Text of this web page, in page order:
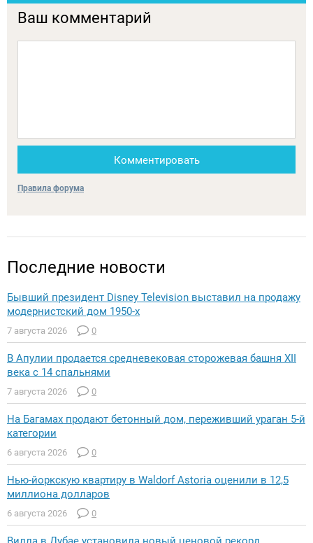
Ваш комментарий
Комментировать
Правила форума
Последние новости
Бывший президент Disney Television выставил на продажу
модернистский дом 1950-х
7 августа 2026 0
В Апулии продается средневековая сторожевая башня XII
века с 14 спальнями
7 августа 2026 0
На Багамах продают бетонный дом, переживший ураган 5-й
категории
6 августа 2026 0
Нью-йоркскую квартиру в Waldorf Astoria оценили в 12,5
миллиона долларов
6 августа 2026 0